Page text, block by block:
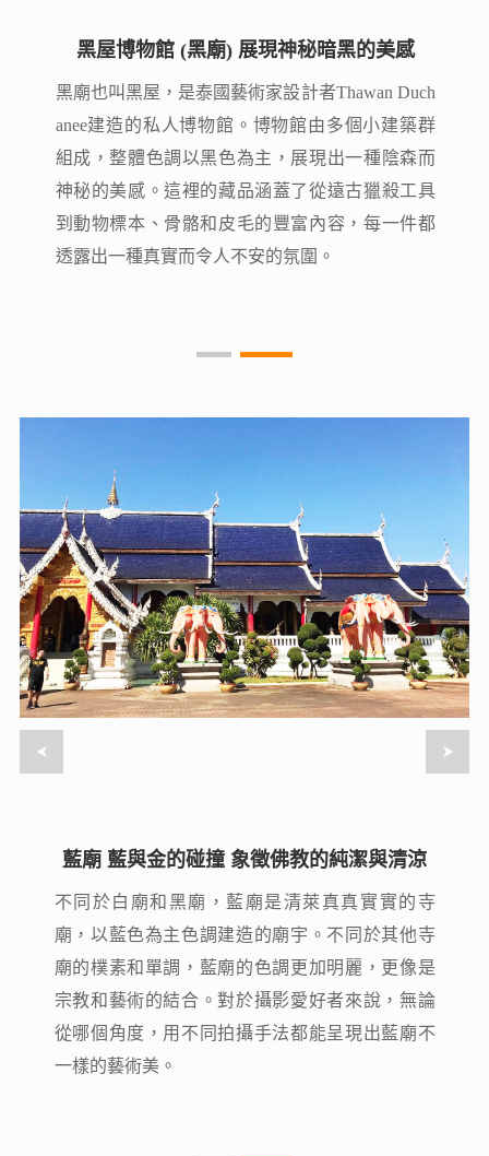
黑屋博物館 (黑廟) 展現神秘暗黑的美感
黑廟也叫黑屋，是泰國藝術家設計者Thawan Duch
anee建造的私人博物館。博物館由多個小建築群
組成，整體色調以黑色為主，展現出一種陰森而
神秘的美感。這裡的藏品涵蓋了從遠古獵殺工具
到動物標本、骨骼和皮毛的豐富內容，每一件都
透露出一種真實而令人不安的氛圍。
黑屋博物館 (黑廟) 展現神秘暗黑的美感
黑廟也叫黑屋，是泰國藝術家設計者Thawan Duch
anee建造的私人博物館。博物館由多個小建築群
組成，整體色調以黑色為主，展現出一種陰森而
神秘的美感。這裡的藏品涵蓋了從遠古獵殺工具
到動物標本、骨骼和皮毛的豐富內容，每一件都
透露出一種真實而令人不安的氛圍。
藍廟 藍與金的碰撞 象徵佛教的純潔與清涼
不同於白廟和黑廟，藍廟是清萊真真實實的寺
廟，以藍色為主色調建造的廟宇。不同於其他寺
廟的樸素和單調，藍廟的色調更加明麗，更像是
宗教和藝術的結合。對於攝影愛好者來說，無論
從哪個角度，用不同拍攝手法都能呈現出藍廟不
一樣的藝術美。
藍廟 藍與金的碰撞 象徵佛教的純潔與清涼
不同於白廟和黑廟，藍廟是清萊真真實實的寺
廟，以藍色為主色調建造的廟宇。不同於其他寺
廟的樸素和單調，藍廟的色調更加明麗，更像是
宗教和藝術的結合。對於攝影愛好者來說，無論
從哪個角度，用不同拍攝手法都能呈現出藍廟不
一樣的藝術美。